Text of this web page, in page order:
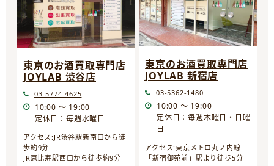
東京のお酒買取専門店
JOYLAB 渋谷店
03-5774-4625
10:00 ～ 19:00
定休日：毎週水曜日
アクセス:JR渋谷駅新南口から徒
歩約9分
JR恵比寿駅西口から徒歩約9分
東京のお酒買取専門店
JOYLAB 新宿店
03-5362-1480
10:00 ～ 19:00
定休日：毎週木曜日・日曜
日
アクセス:東京メトロ丸ノ内線
「新宿御苑前」駅より徒歩5分